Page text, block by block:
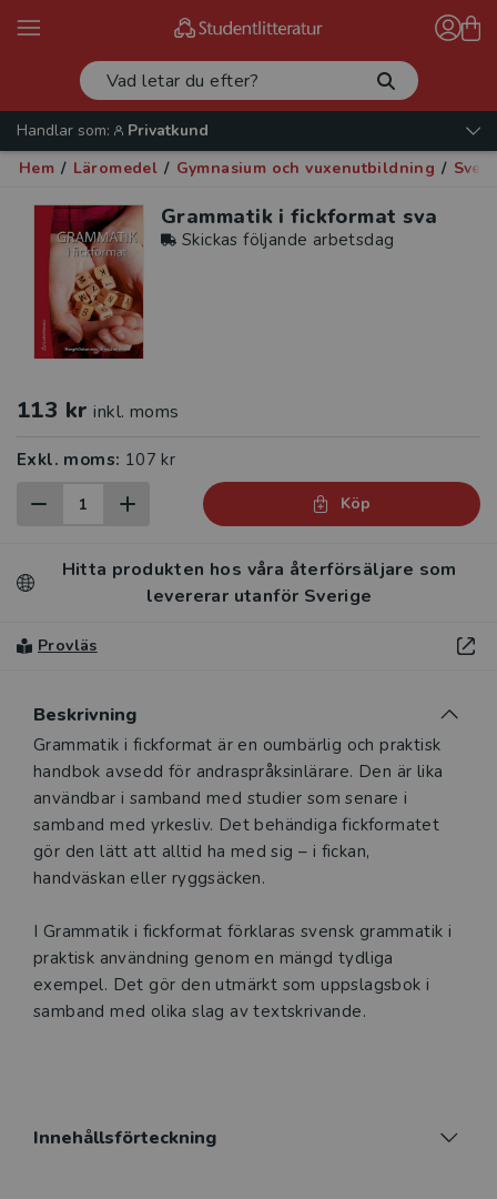
Handlar som:
Privatkund
Hem / Läromedel / Gymnasium och vuxenutbildning /
Grammatik i fickformat sva
Skickas följande arbetsdag
113 kr inkl. moms
Exkl. moms: 107 kr
Köp
Hitta produkten hos våra återförsäljare som
levererar utanför Sverige
Provläs
Beskrivning
Grammatik i fickformat är en oumbärlig och praktisk
handbok avsedd för andraspråksinlärare. Den är lika
användbar i samband med studier som senare i
samband med yrkesliv. Det behändiga fickformatet
gör den lätt att alltid ha med sig – i fickan,
handväskan eller ryggsäcken.
I Grammatik i fickformat förklaras svensk grammatik i
praktisk användning genom en mängd tydliga
exempel. Det gör den utmärkt som uppslagsbok i
samband med olika slag av textskrivande.
Innehållsförteckning